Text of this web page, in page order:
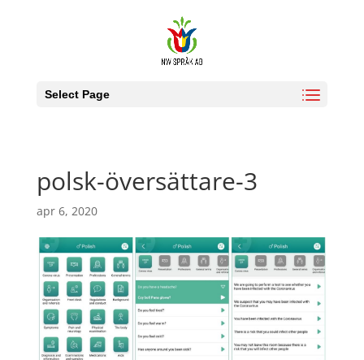
Select Page
polsk-översättare-3
apr 6, 2020